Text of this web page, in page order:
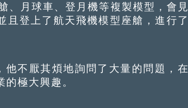
月球車、登月機等複製模型，會見
且登上了航天飛機模型座艙，進行了
不厭其煩地詢問了大量的問題，在
極大興趣。